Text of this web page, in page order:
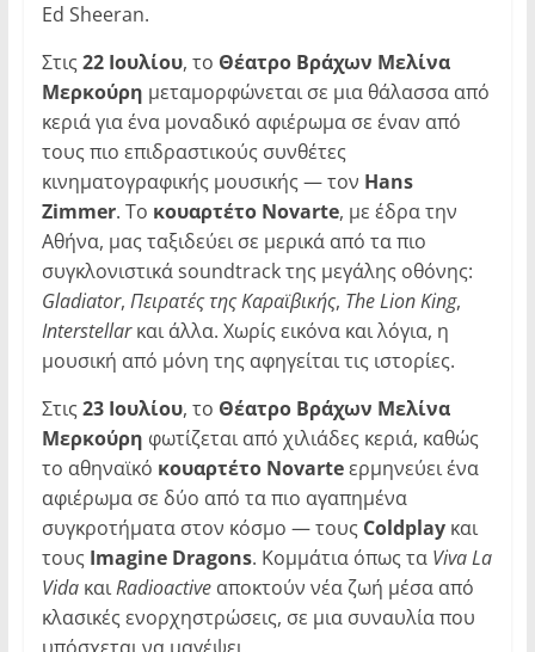
Ed Sheeran.
Στις 22 Ιουλίου, το Θέατρο Βράχων Μελίνα
Μερκούρη μεταμορφώνεται σε μια θάλασσα από
κεριά για ένα μοναδικό αφιέρωμα σε έναν από
τους πιο επιδραστικούς συνθέτες
κινηματογραφικής μουσικής — τον Hans
Zimmer. Το κουαρτέτο Novarte, με έδρα την
Αθήνα, μας ταξιδεύει σε μερικά από τα πιο
συγκλονιστικά soundtrack της μεγάλης οθόνης:
Gladiator, Πειρατές της Καραϊβικής, The Lion King,
Interstellarκαι άλλα. Χωρίς εικόνα και λόγια, η
μουσική από μόνη της αφηγείται τις ιστορίες.
Στις 23 Ιουλίου, το Θέατρο Βράχων Μελίνα
Μερκούρη φωτίζεται από χιλιάδες κεριά, καθώς
το αθηναϊκό κουαρτέτο Novarteερμηνεύει ένα
αφιέρωμα σε δύο από τα πιο αγαπημένα
συγκροτήματα στον κόσμο — τους Coldplayκαι
τους Imagine Dragons. Κομμάτια όπως τα Viva La
VidaκαιRadioactiveαποκτούν νέα ζωή μέσα από
κλασικές ενορχηστρώσεις, σε μια συναυλία που